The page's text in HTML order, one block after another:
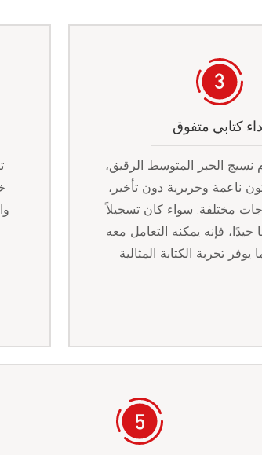
كتابي متفوق
الحبر المتوسط الرقيق،
ناعمة وحريرية دون تأخير،
مختلفة. سواء كان تسجيلاً
فإنه يمكنه التعامل معه